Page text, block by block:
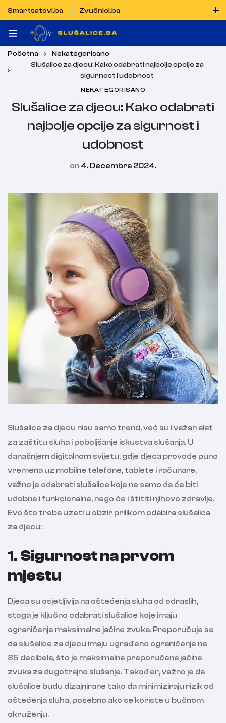
Smartsatovi.ba
Zvučnici.ba
Naručiti možete i porukom putem Vibera i WhatsAppa
Početna
Nekategorisano
Slušalice za djecu: Kako odabrati najbolje opcije za
sigurnost i udobnost
NEKATEGORISANO
Slušalice za djecu: Kako odabrati
najbolje opcije za sigurnost i
udobnost
on 4. Decembra 2024.
Slušalice za djecu nisu samo trend, već su i važan alat
za zaštitu sluha i poboljšanje iskustva slušanja. U
današnjem digitalnom svijetu, gdje djeca provode puno
vremena uz mobilne telefone, tablete i računare,
važno je odabrati slušalice koje ne samo da će biti
udobne i funkcionalne, nego će i štititi njihovo zdravlje.
Evo što treba uzeti u obzir prilikom odabira slušalica
za djecu:
1. Sigurnost na prvom
mjestu
Djeca su osjetljivija na oštećenja sluha od odraslih,
stoga je ključno odabrati slušalice koje imaju
ograničenje maksimalne jačine zvuka. Preporučuje se
da slušalice za djecu imaju ugrađeno ograničenje na
85 decibela, što je maksimalna preporučena jačina
zvuka za dugotrajno slušanje. Također, važno je da
slušalice budu dizajnirane tako da minimiziraju rizik od
oštećenja sluha, posebno ako se koriste u bučnom
okruženju.